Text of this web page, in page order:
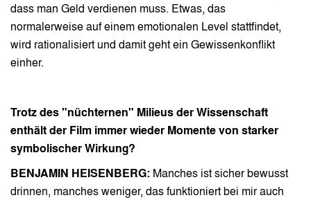
dass man Geld verdienen muss. Etwas, das
normalerweise auf einem emotionalen Level stattfindet,
wird rationalisiert und damit geht ein Gewissenkonflikt
einher.
Trotz des "nüchternen" Milieus der Wissenschaft
enthält der Film immer wieder Momente von starker
symbolischer Wirkung?
BENJAMIN HEISENBERG: Manches ist sicher bewusst
drinnen, manches weniger, das funktioniert bei mir auch